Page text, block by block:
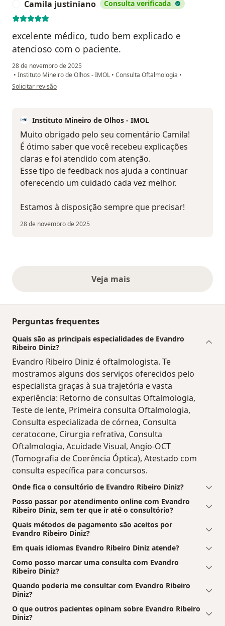
Camila justiniano Consulta verificada
excelente médico, tudo bem explicado e
atencioso com o paciente.
28 de novembro de 2025
• Instituto Mineiro de Olhos - IMOL • Consulta Oftalmologia •
na opinião do utilizador Camila justiniano
Solicitar revisão
Instituto Mineiro de Olhos - IMOL
Muito obrigado pelo seu comentário Camila!
É ótimo saber que você recebeu explicações
claras e foi atendido com atenção.
Esse tipo de feedback nos ajuda a continuar
oferecendo um cuidado cada vez melhor.
Estamos à disposição sempre que precisar!
28 de novembro de 2025
Veja maisopiniões acima
Perguntas frequentes
Quais são as principais especialidades de Evandro
Ribeiro Diniz?
Evandro Ribeiro Diniz é oftalmologista. Te
mostramos alguns dos serviços oferecidos pelo
especialista graças à sua trajetória e vasta
experiência: Retorno de consultas Oftalmologia,
Teste de lente, Primeira consulta Oftalmologia,
Consulta especializada de córnea, Consulta
ceratocone, Cirurgia refrativa, Consulta
Oftalmologia, Acuidade Visual, Angio-OCT
(Tomografia de Coerência Óptica), Atestado com
consulta específica para concursos.
Onde fica o consultório de Evandro Ribeiro Diniz?
Posso passar por atendimento online com Evandro
Ribeiro Diniz, sem ter que ir até o consultório?
Quais métodos de pagamento são aceitos por
Evandro Ribeiro Diniz?
Em quais idiomas Evandro Ribeiro Diniz atende?
Como posso marcar uma consulta com Evandro
Ribeiro Diniz?
Quando poderia me consultar com Evandro Ribeiro
Diniz?
O que outros pacientes opinam sobre Evandro Ribeiro
Diniz?